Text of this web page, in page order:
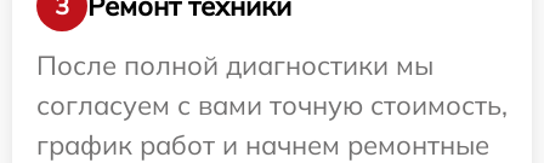
После полной диагностики мы
согласуем с вами точную стоимость,
график работ и начнем ремонтные